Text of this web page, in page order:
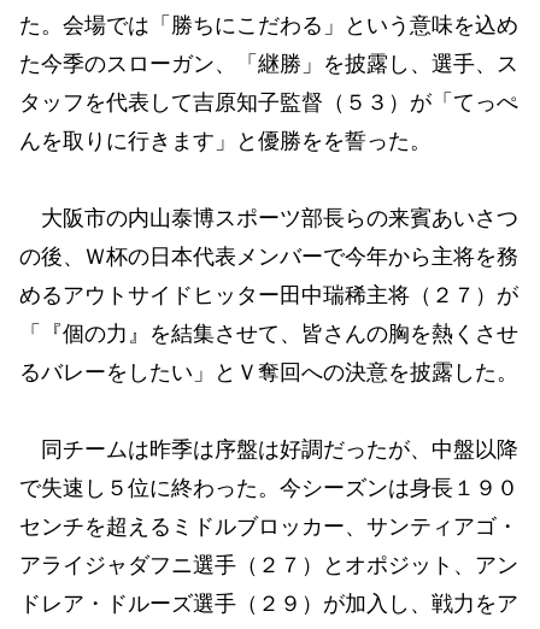
た。会場では「勝ちにこだわる」という意味を込め
た今季のスローガン、「継勝」を披露し、選手、ス
タッフを代表して吉原知子監督（５３）が「てっぺ
んを取りに行きます」と優勝をを誓った。
大阪市の内山泰博スポーツ部長らの来賓あいさつ
の後、Ｗ杯の日本代表メンバーで今年から主将を務
めるアウトサイドヒッター田中瑞稀主将（２７）が
「『個の力』を結集させて、皆さんの胸を熱くさせ
るバレーをしたい」とＶ奪回への決意を披露した。
同チームは昨季は序盤は好調だったが、中盤以降
で失速し５位に終わった。今シーズンは身長１９０
センチを超えるミドルブロッカー、サンティアゴ・
アライジャダフニ選手（２７）とオポジット、アン
ドレア・ドルーズ選手（２９）が加入し、戦力をア